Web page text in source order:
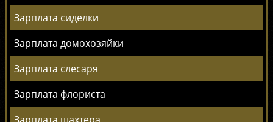
Зарплата сиделки
Зарплата домохозяйки
Зарплата слесаря
Зарплата флориста